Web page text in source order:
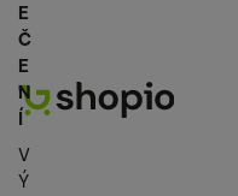
E
Č
E
N
Í
V
Ý